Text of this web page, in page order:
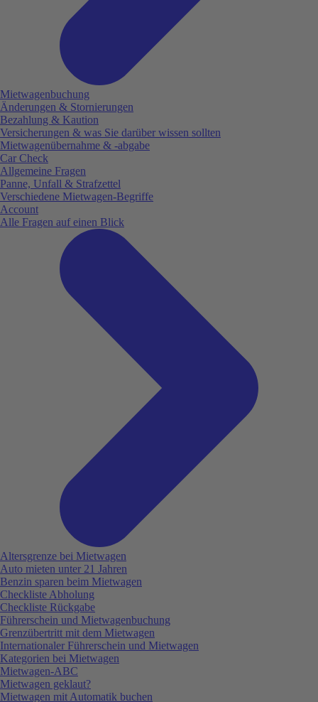
Mietwagenbuchung
Änderungen & Stornierungen
Bezahlung & Kaution
Versicherungen & was Sie darüber wissen sollten
Mietwagenübernahme & -abgabe
Car Check
Allgemeine Fragen
Panne, Unfall & Strafzettel
Verschiedene Mietwagen-Begriffe
Account
Alle Fragen auf einen Blick
Altersgrenze bei Mietwagen
Auto mieten unter 21 Jahren
Benzin sparen beim Mietwagen
Checkliste Abholung
Checkliste Rückgabe
Führerschein und Mietwagenbuchung
Grenzübertritt mit dem Mietwagen
Internationaler Führerschein und Mietwagen
Kategorien bei Mietwagen
Mietwagen-ABC
Mietwagen geklaut?
Mietwagen mit Automatik buchen